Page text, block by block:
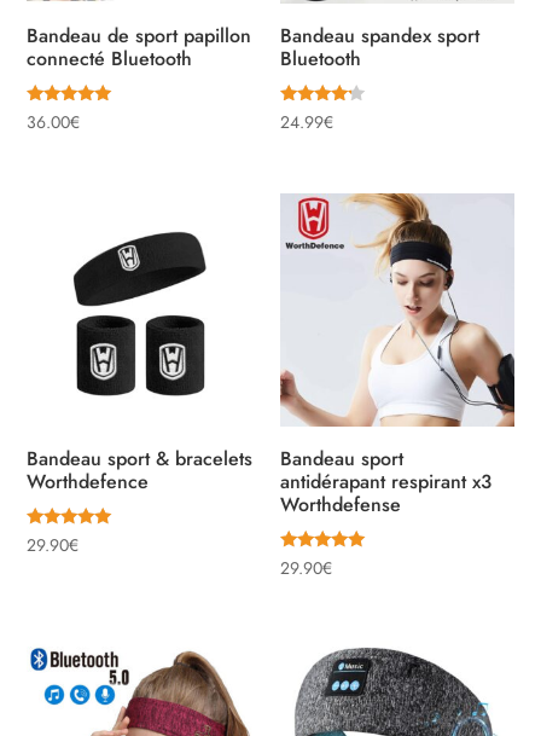
Bandeau de sport papillon
connecté Bluetooth
Note
4.91
36.00€
Bandeau spandex sport
Bluetooth
Note
4.00
24.99€
Bandeau sport & bracelets
Worthdefence
Note
5.00
29.90€
Bandeau sport
antidérapant respirant x3
Worthdefense
Note
5.00
29.90€